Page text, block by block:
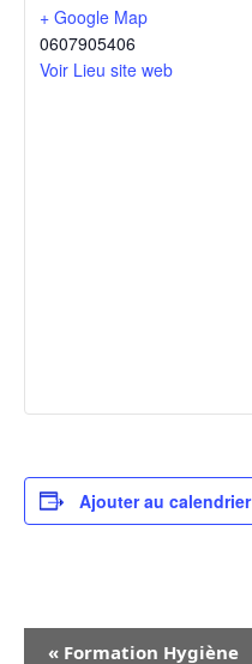
+ Google Map
0607905406
Voir Lieu site web
Ajouter au calendrier
« Formation Hygiène